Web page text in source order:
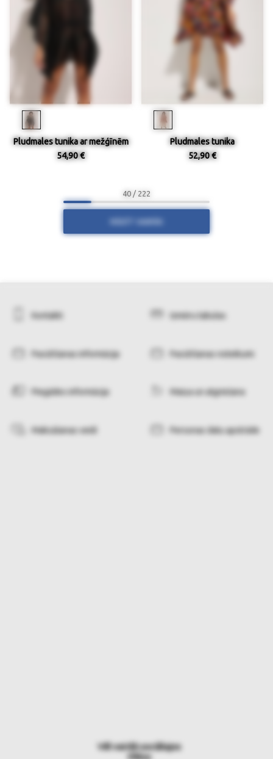
Pludmales tunika ar mežģīnēm
54,90 €
Pludmales tunika
52,90 €
40 / 222
Kontakti Izmēru tabulas
Pasūtīšanas informācija Pasūtīšanas noteikumi
Piegādes informācija Maiņa un atgriešana
Maksāšanas veidi Personas datu apstrāde
Vēl vairāk sociālajos
tīklos